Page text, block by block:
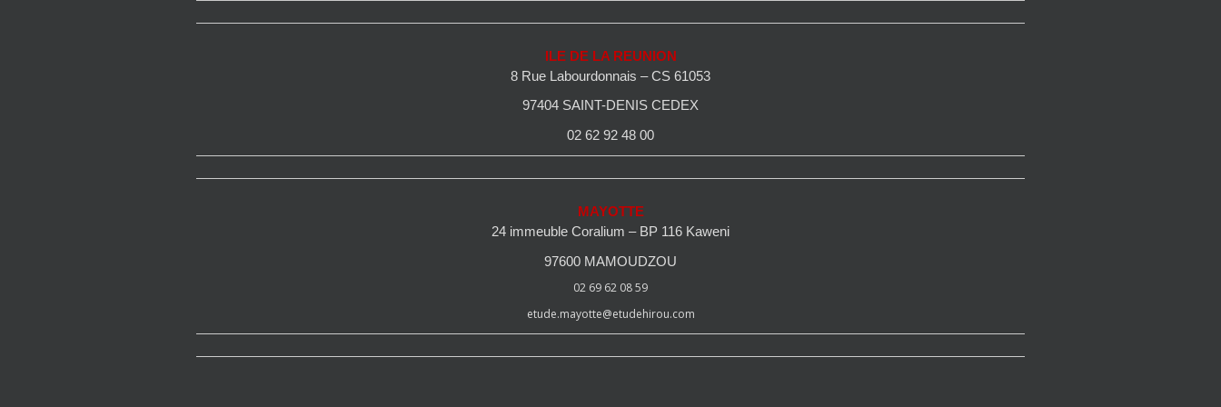
ILE DE LA REUNION
8 Rue Labourdonnais – CS 61053
97404 SAINT-DENIS CEDEX
02 62 92 48 00
MAYOTTE
24 immeuble Coralium – BP 116 Kaweni
97600 MAMOUDZOU
02 69 62 08 59
etude.mayotte@etudehirou.com